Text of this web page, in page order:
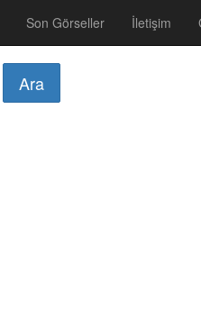
Son Görseller İletişim